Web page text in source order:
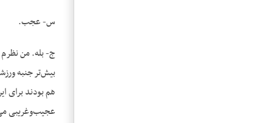
س- عجب.
ج- بله. من
بیش‌تر جنبه
هم بودند برای
عجیب‌وغریبی